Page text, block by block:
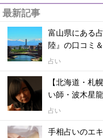
最新記事
富山県にある
陸』の口コミ
占い
【北海道・札
い師・波木星
占い
手相占いのエ